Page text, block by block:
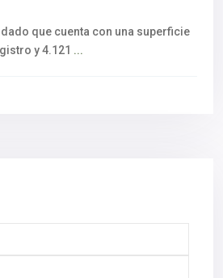
que cuenta con una superficie
y 4.121 ...